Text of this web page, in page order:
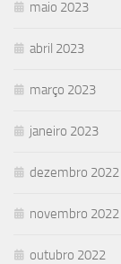
maio 2023
abril 2023
março 2023
janeiro 2023
dezembro 2022
novembro 2022
outubro 2022